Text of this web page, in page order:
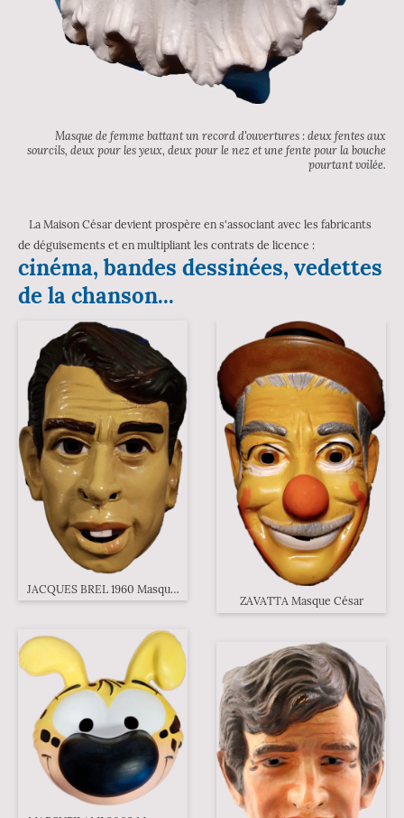
Masque de femme battant un record d'ouvertures : deux fentes aux
sourcils, deux pour les yeux, deux pour le nez et une fente pour la bouche
pourtant voilée.
La Maison César devient prospère en s'associant avec les fabricants
de déguisements et en multipliant les contrats de licence :
cinéma, bandes dessinées, vedettes
de la chanson...
JACQUES BREL 1960 Masque César
ZAVATTA Masque César